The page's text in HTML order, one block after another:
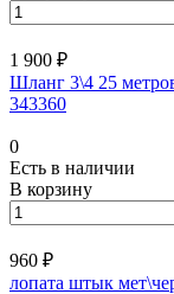
1 900 ₽
Шланг 3\4 25
343360
0
Есть в наличии
В корзину
960 ₽
лопата штык